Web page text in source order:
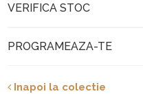
VERIFICA STOC
PROGRAMEAZA-TE
Inapoi la colectie